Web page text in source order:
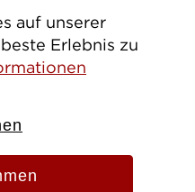
auf unserer
Erlebnis zu